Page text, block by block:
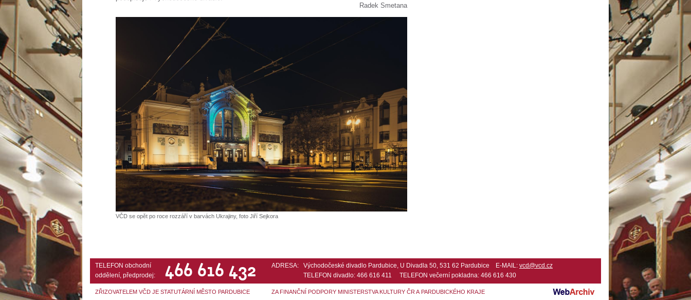
Radek Smetana
VČD se opět po roce rozzáří v barvách Ukrajiny, foto Jiří Sejkora
TELEFON obchodní
oddělení, předprodej:
466 616 432 ADRESA: Východočeské divadlo Pardubice, U Divadla 50, 531 62 Pardubice E-MAIL: vcd@vcd.cz
TELEFON divadlo: 466 616 411 TELEFON večerní pokladna: 466 616 430
ZŘIZOVATELEM VČD JE STATUTÁRNÍ MĚSTO PARDUBICE
ZA FINANČNÍ PODPORY MINISTERSTVA KULTURY ČR A PARDUBICKÉHO KRAJE